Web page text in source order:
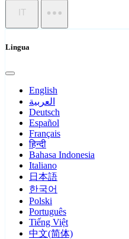
IT
Lingua
English
العربية
Deutsch
Español
Français
हिन्दी
Bahasa Indonesia
Italiano
日本語
한국어
Polski
Português
Tiếng Việt
中文(简体)